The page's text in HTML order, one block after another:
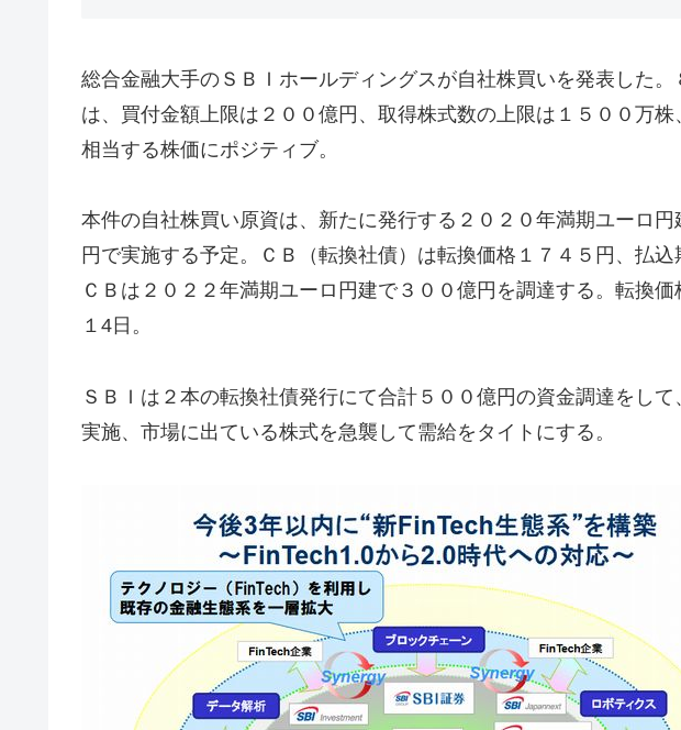
総合金融大手のＳＢＩホールディングスが自社株買いを発表した
は、買付金額上限は２００億円、取得株式数の上限は１５００万
相当する株価にポジティブ。
本件の自社株買い原資は、新たに発行する２０２０年満期ユーロ
円で実施する予定。ＣＢ（転換社債）は転換価格１７４５円、払
ＣＢは２０２２年満期ユーロ円建で３００億円を調達する。転換
１4日。
ＳＢＩは２本の転換社債発行にて合計５００億円の資金調達をし
実施、市場に出ている株式を急襲して需給をタイトにする。